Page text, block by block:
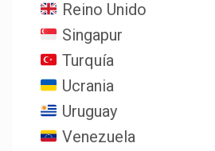
Reino Unido
Singapur
Turquía
Ucrania
Uruguay
Venezuela